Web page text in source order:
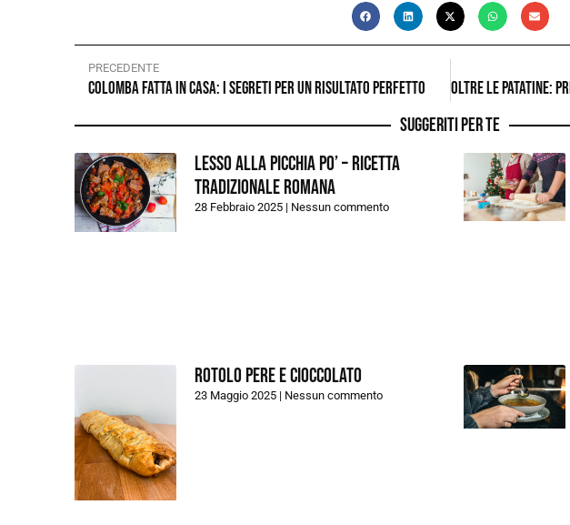
PRECEDENTE
Colomba fatta in casa: i segreti per un risultato perfetto
Suggeriti per te
Lesso alla picchia po’ – Ricetta
tradizionale romana
28 Febbraio 2025 Nessun commento
Rotolo Pere e Cioccolato
23 Maggio 2025 Nessun commento